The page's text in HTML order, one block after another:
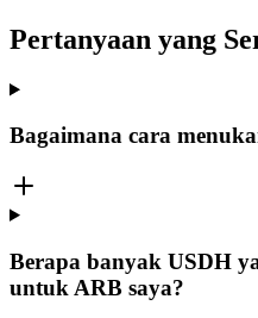
Pertanyaan yang
Bagaimana cara
Berapa banyak USDH
untuk ARB saya?